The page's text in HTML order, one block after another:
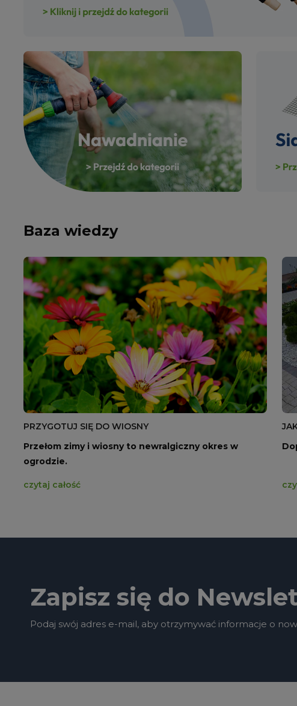
Baza wiedzy
PRZYGOTUJ SIĘ DO WIOSNY
Przełom zimy i wiosny to newralgiczny okres w
ogrodzie.
czytaj całość
Zapisz się do
Podaj swój adres e-mail, aby otrzymywać informacje o